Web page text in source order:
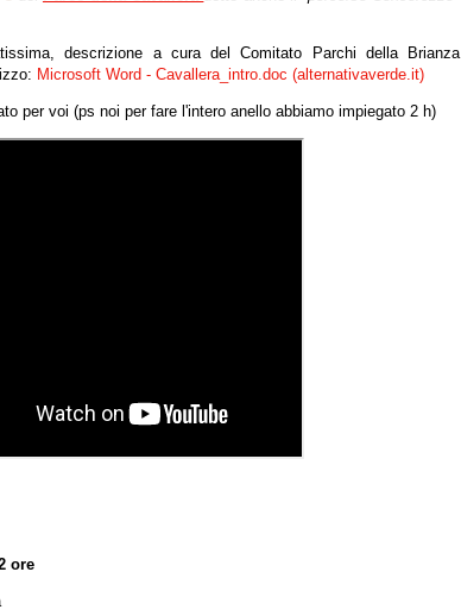
descrizione a cura del Comitato Parchi della Brianza
Microsoft Word - Cavallera_intro.doc (alternativaverde.it)
per voi (ps noi per fare l'intero anello abbiamo impiegato 2 h)
ore